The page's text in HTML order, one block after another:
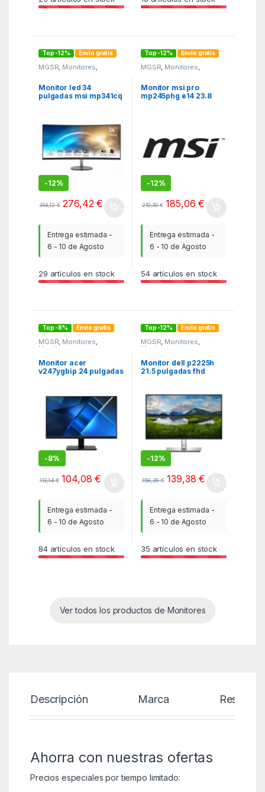
Top -12% Envío gratis
MGSR, Monitores,
Monitores y tv
Monitor led 34
pulgadas msi mp341cq
-12%
314,12€ 276,42€
Entrega estimada -
6 - 10 de Agosto
29 artículos en stock
Top -12% Envío gratis
MGSR, Monitores,
Monitores y tv
Monitor msi pro
mp245phg e14 23.8
-12%
210,30€ 185,06€
Entrega estimada -
6 - 10 de Agosto
54artículos en stock
Top -8% Envío gratis
MGSR, Monitores,
Monitores y tv
Monitor acer
v247ygbip 24 pulgadas
-8%
113,14€ 104,08€
Entrega estimada -
6 - 10 de Agosto
84artículos en stock
Top -12% Envío gratis
MGSR, Monitores,
Monitores y tv
Monitor dell p2225h
21.5 pulgadas fhd
-12%
158,39€ 139,38€
Entrega estimada -
6 - 10 de Agosto
35 artículos en stock
Ver todos los productos de Monitores
Descripción Marca Reseñas
Ahorra con nuestras ofertas
Precios especiales por tiempo limitado: